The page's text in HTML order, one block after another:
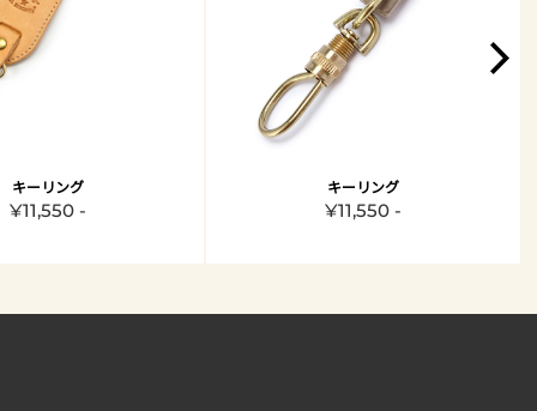
キーリング
¥11,550 -
キーリング
¥11,550 -